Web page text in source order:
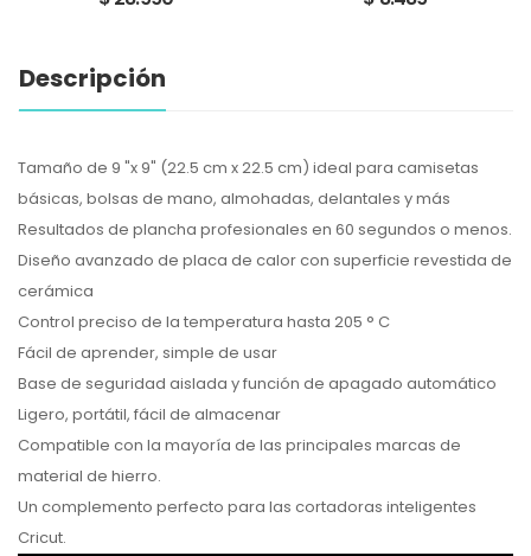
Descripción
Tamaño de 9 "x 9" (22.5 cm x 22.5 cm) ideal para camisetas
básicas, bolsas de mano, almohadas, delantales y más
Resultados de plancha profesionales en 60 segundos o menos.
Diseño avanzado de placa de calor con superficie revestida de
cerámica
Control preciso de la temperatura hasta 205 ° C
Fácil de aprender, simple de usar
Base de seguridad aislada y función de apagado automático
Ligero, portátil, fácil de almacenar
Compatible con la mayoría de las principales marcas de
material de hierro.
Un complemento perfecto para las cortadoras inteligentes
Cricut.